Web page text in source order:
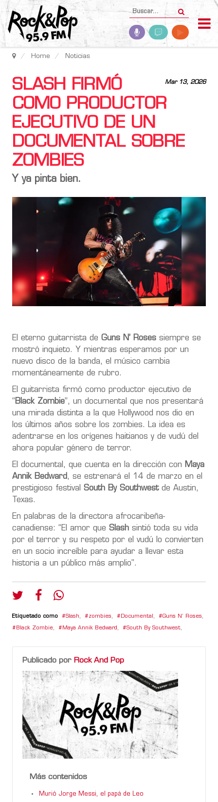
Home Noticias
Mar 13, 2026
SLASH FIRMÓ
COMO PRODUCTOR
EJECUTIVO DE UN
DOCUMENTAL SOBRE
ZOMBIES
Y ya pinta bien.
El eterno guitarrista de Guns N’ Roses siempre se
mostró inquieto. Y mientras esperamos por un
nuevo disco de la banda, el músico cambia
momentáneamente de rubro.
El guitarrista firmó como productor ejecutivo de
“Black Zombie”, un documental que nos presentará
una mirada distinta a la que Hollywood nos dio en
los últimos años sobre los zombies. La idea es
adentrarse en los orígenes haitianos y de vudú del
ahora popular género de terror.
El documental, que cuenta en la dirección con
Maya
Annik Bedward, se estrenará el 14 de marzo en el
prestigioso festival South By Southwestde Austin,
Texas.
En palabras de la directora afrocaribeña-
canadiense: “El amor que Slash sintió toda su vida
por el terror y su respeto por el vudú lo convierten
en un socio increíble para ayudar a llevar esta
historia a un público más amplio".
Etiquetado como Slash, zombies, Documental , Guns N’ Roses,
Black Zombie, Maya Annik Bedward , South By Southwest,
Publicado por Rock And Pop
Más contenidos
Murió Jorge Messi, el papá de Leo